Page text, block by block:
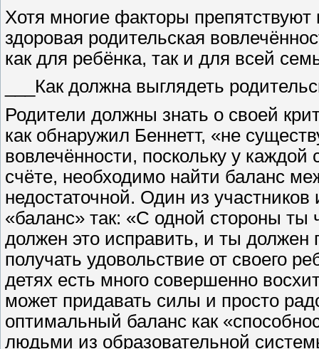
Хотя многие факторы
здоровая родительская
как для ребёнка, так и для всей
___Как должна выглядеть
Родители должны знать о своей
как обнаружил Беннетт, «не
вовлечённости, поскольку у
счёте, необходимо найти баланс
недостаточной. Один из
«баланс» так: «С одной стороны ты
должен это исправить, и ты должен
получать удовольствие от своего
детях есть много совершенно
может придавать силы и просто
оптимальный баланс как
людьми из образовательной